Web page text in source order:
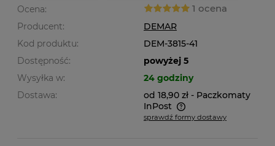
Ocena: 1 ocena
Producent:
DEMAR
Kod produktu:
DEM-3815-41
Dostępność:
powyżej 5
Wysyłka w:
24 godziny
Dostawa:
od 18,90 zł - Paczkomaty
InPost
Cena nie zawiera ewentualnych kosztów płatności
sprawdź formy dostawy